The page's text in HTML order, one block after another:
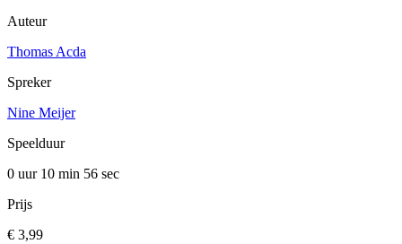
Auteur
Thomas Acda
Spreker
Nine Meijer
Speelduur
0 uur 10 min 56 sec
Prijs
€ 3,99